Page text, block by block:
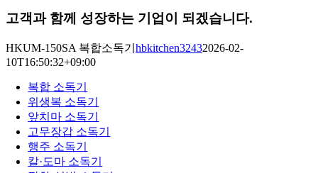
고객과 함께 성장하는 기업이 되겠습니다.
HKUM-150SA 복합소독기 hbkitchen32432026-02-
10T16:50:32+09:00
복합 소독기
위생복 소독기
앞치마 소독기
고무장갑 소독기
행주 소독기
칼·도마 소독기